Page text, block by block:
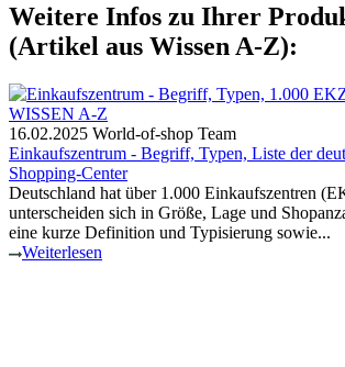
Weitere Infos zu Ihrer
(Artikel aus Wissen A-Z):
16.02.2025 World-of-shop Team
Einkaufszentrum - Begriff, Typen, Liste der
Shopping-Center
Deutschland hat über 1.000 Einkaufszentren
unterscheiden sich in Größe, Lage und
eine kurze Definition und Typisierung sowie...
Weiterlesen